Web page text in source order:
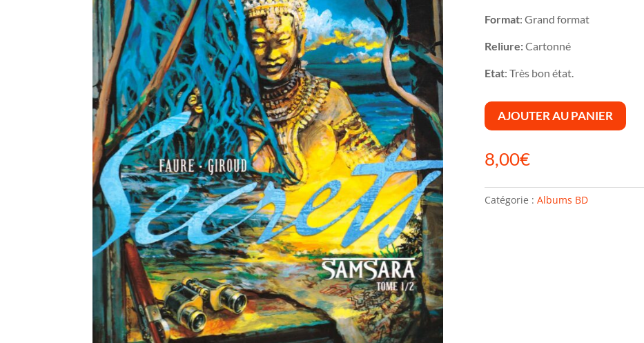
Format: Grand format
Reliure:Cartonné
Etat: Très bon état.
AJOUTER AU PANIER
8,00€
Catégorie : Albums BD